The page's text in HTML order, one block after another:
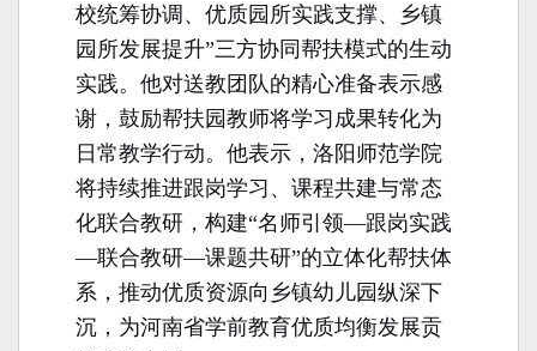
校统筹协调、优质园所实践支撑、乡镇
园所发展提升”三方协同帮扶模式的生动
实践。他对送教团队的精心准备表示感
谢，鼓励帮扶园教师将学习成果转化为
日常教学行动。他表示，洛阳师范学院
将持续推进跟岗学习、课程共建与常态
化联合教研，构建“名师引领—跟岗实践
—联合教研—课题共研”的立体化帮扶体
系，推动优质资源向乡镇幼儿园纵深下
沉，为河南省学前教育优质均衡发展贡